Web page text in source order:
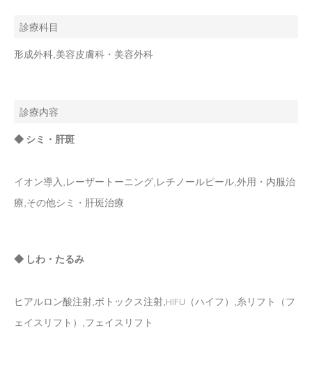
診療科目
形成外科,美容皮膚科・美容外科
診療内容
◆ シミ・肝斑
イオン導入,レーザートーニング,レチノールピール,外用・内服治
療,その他シミ・肝斑治療
◆ しわ・たるみ
ヒアルロン酸注射,ボトックス注射,HIFU（ハイフ）,糸リフト（フ
ェイスリフト）,フェイスリフト